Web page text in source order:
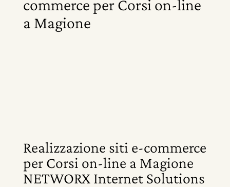
commerce per Corsi on-line
a Magione
Realizzazione siti e-commerce
per Corsi on-line a Magione
NETWORX Internet Solutions